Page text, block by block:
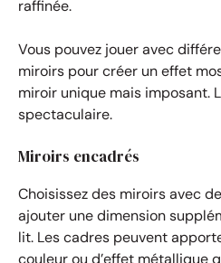
raffinée.
Vous pouvez jouer avec
miroirs pour créer un effet
miroir unique mais imposant.
spectaculaire.
Miroirs encadrés
Choisissez des miroirs avec
ajouter une dimension
lit. Les cadres peuvent
couleur ou d’effet métallique